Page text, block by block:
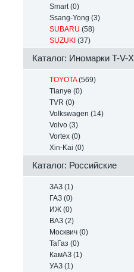
Smart (0)
Ssang-Yong (3)
SUBARU (58)
SUZUKI (37)
Каталог: Иномарки T-V-X
TOYOTA(569)
Tianye (0)
TVR (0)
Volkswagen (14)
Volvo (3)
Vortex (0)
Xin-Kai (0)
Каталог: Российские
ЗАЗ (1)
ГАЗ (0)
ИЖ (0)
ВАЗ (2)
Москвич (0)
ТаГаз (0)
КамАЗ (1)
УАЗ (1)